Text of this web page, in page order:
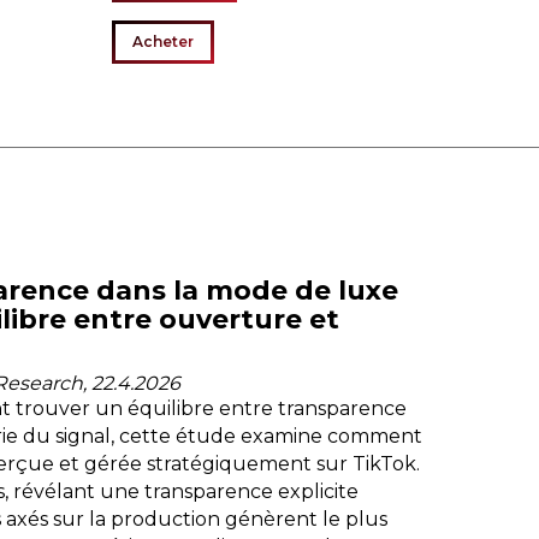
Acheter
dans la mode de luxe
entre ouverture et
22.4.2026
trouver un équilibre entre transparence
du signal, cette étude examine comment
et gérée stratégiquement sur TikTok.
révélant une transparence explicite
sur la production génèrent le plus